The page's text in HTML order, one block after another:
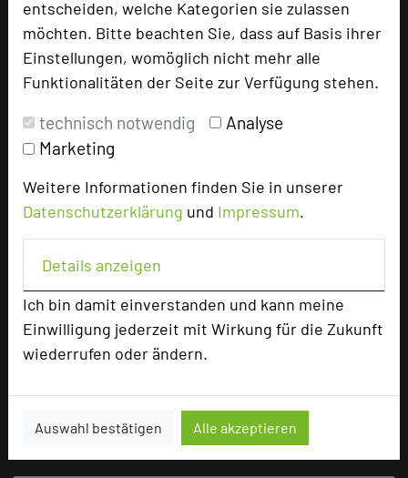
entscheiden, welche Kategorien sie zulassen
möchten. Bitte beachten Sie, dass auf Basis ihrer
Einstellungen, womöglich nicht mehr alle
Funktionalitäten der Seite zur Verfügung stehen.
technisch notwendig
Analyse
Marketing
Weitere Informationen finden Sie in unserer
Datenschutzerklärung und Impressum.
Details anzeigen
Ich bin damit einverstanden und kann meine
Einwilligung jederzeit mit Wirkung für die Zukunft
wiederrufen oder ändern.
Auswahl bestätigen Alle akzeptieren
Hoteldaten
U-Form
Parlamentarisch
Tagungsräume
Einzelzimmer
Suite
1
Seminar, Klausur